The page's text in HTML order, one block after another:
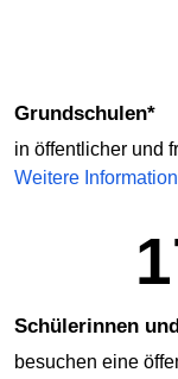
Grundschulen*
in öffentlicher und
Weitere
Schülerinnen
besuchen eine